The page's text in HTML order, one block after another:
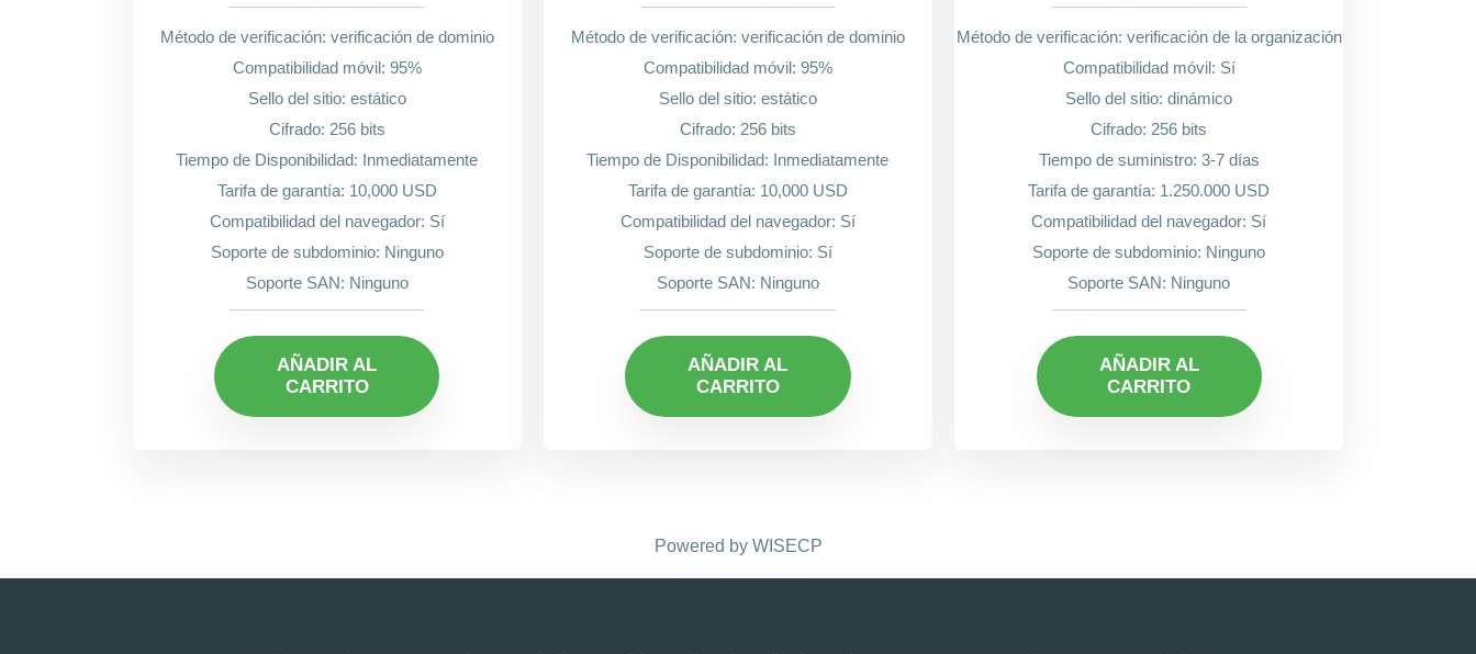
Método de verificación: verificación de dominio
Compatibilidad móvil: 95%
Sello del sitio: estático
Cifrado: 256 bits
Tiempo de Disponibilidad: Inmediatamente
Tarifa de garantía: 10,000 USD
Compatibilidad del navegador: Sí
Soporte de subdominio: Ninguno
Soporte SAN: Ninguno
AÑADIR AL
CARRITO
Método de verificación: verificación de dominio
Compatibilidad móvil: 95%
Sello del sitio: estático
Cifrado: 256 bits
Tiempo de Disponibilidad: Inmediatamente
Tarifa de garantía: 10,000 USD
Compatibilidad del navegador: Sí
Soporte de subdominio: Sí
Soporte SAN: Ninguno
AÑADIR AL
CARRITO
Método de verificación: verificación de la organización
Compatibilidad móvil: Sí
Sello del sitio: dinámico
Cifrado: 256 bits
Tiempo de suministro: 3-7 días
Tarifa de garantía: 1.250.000 USD
Compatibilidad del navegador: Sí
Soporte de subdominio: Ninguno
Soporte SAN: Ninguno
AÑADIR AL
CARRITO
Powered by WISECP